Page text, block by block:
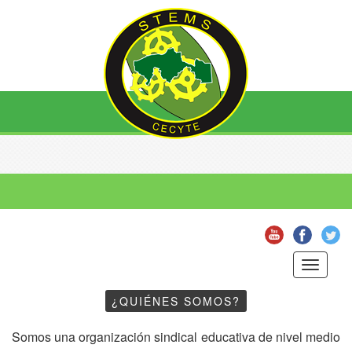
Toggle
¿QUIÉNES SOMOS?
Somos una organización sindical educativa de nivel medio